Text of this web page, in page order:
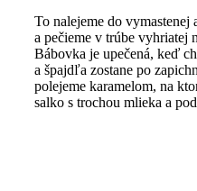
To nalejeme do
a pečieme v trúbe vyhriatej
Bábovka je upečená, keď
a špajdľa zostane po
polejeme karamelom, na
salko s trochou mlieka a